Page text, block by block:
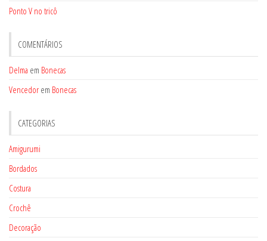
Ponto V no tricô
COMENTÁRIOS
Delma em Bonecas
Vencedor em Bonecas
CATEGORIAS
Amigurumi
Bordados
Costura
Crochê
Decoração